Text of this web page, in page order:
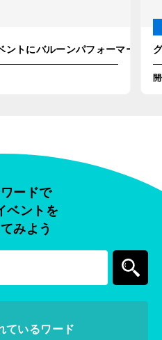
ントにバルーンパフォーマーアキ
ードで
ベントを
みよう
ているワード